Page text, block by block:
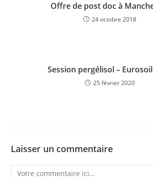
Offre de post doc à
24 octobre 2018
Session pergélisol –
25 février 2020
Laisser un commentaire